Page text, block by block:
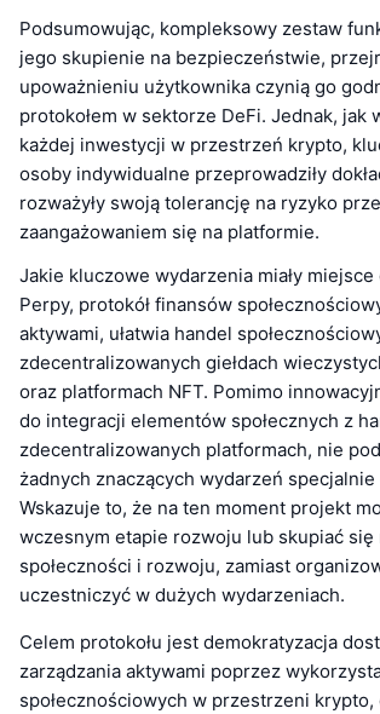
Podsumowując, kompleksowy zestaw
jego skupienie na bezpieczeństwie,
upoważnieniu użytkownika czynią go
protokołem w sektorze DeFi. Jednak, jak
każdej inwestycji w przestrzeń krypto,
osoby indywidualne przeprowadziły
rozważyły swoją tolerancję na ryzyko
zaangażowaniem się na platformie.
Jakie kluczowe wydarzenia miały miejsce
Perpy, protokół finansów
aktywami, ułatwia handel
zdecentralizowanych giełdach
oraz platformach NFT. Pomimo
do integracji elementów społecznych z
zdecentralizowanych platformach, nie
żadnych znaczących wydarzeń specjalnie
Wskazuje to, że na ten moment projekt
wczesnym etapie rozwoju lub skupiać się
społeczności i rozwoju, zamiast
uczestniczyć w dużych wydarzeniach.
Celem protokołu jest demokratyzacja
zarządzania aktywami poprzez
społecznościowych w przestrzeni